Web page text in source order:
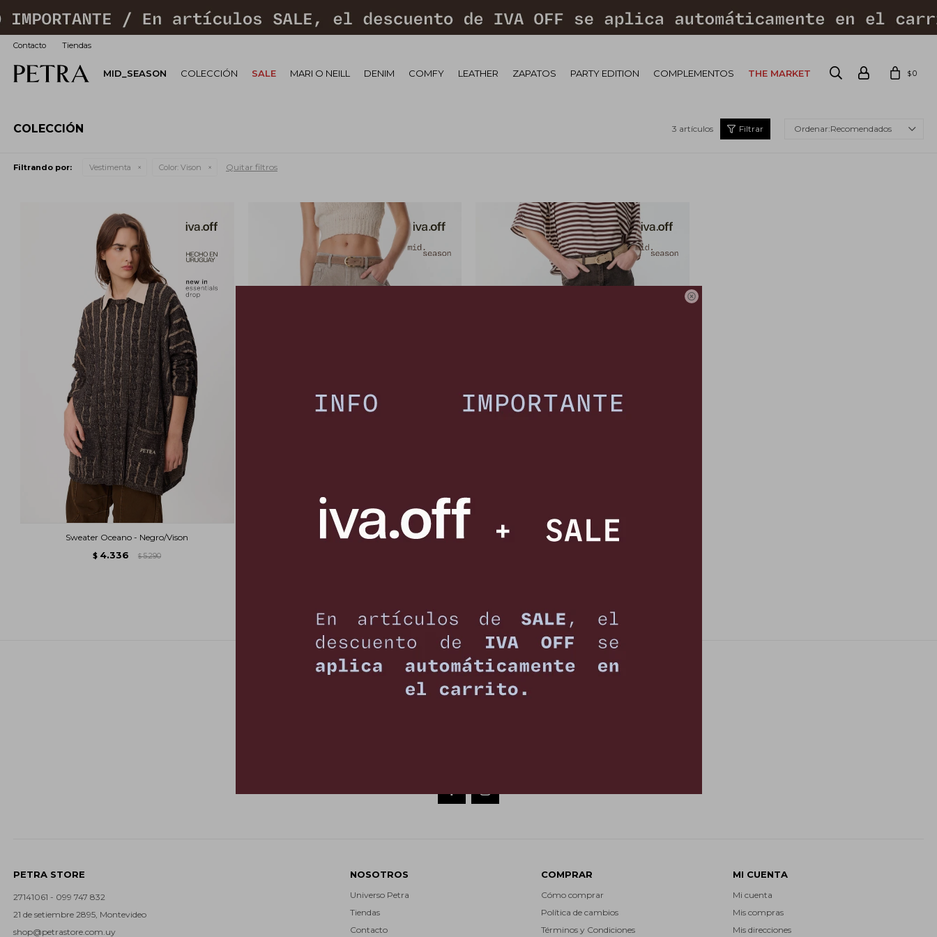

MID_SEASON COLECCIÓN SALE MARI O NEILL DENIM COMFY LEATHER ZAPATOS PARTY EDITION COMPLEMENTOS THE MARKET $0
Contacto Tiendas
COLECCIÓN 3 artículos Recomendados
Filtrando por: Vestimenta Color: Vison Quitar filtros
Sweater Oceano - Negro/Vison
$ 4.336 $ 5.290
Jean Kai - Vison Jean Lunel - Vison
PETRA STORE
27141061 - 099 747 832
21 de setiembre 2895, Montevideo
shop@petrastore.com.uy
NOSOTROS
Universo Petra
Tiendas
Contacto
COMPRAR
Cómo comprar
Política de cambios
Términos y Condiciones
MI CUENTA
Mi cuenta
Mis compras
Mis direcciones